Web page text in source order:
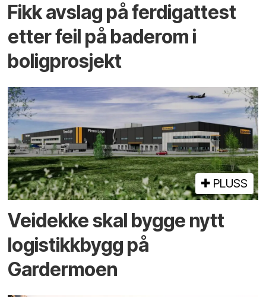
Fikk avslag på ferdigattest
etter feil på baderom i
boligprosjekt
PLUSS
Veidekke skal bygge nytt
logistikk­bygg på
Gardermoen